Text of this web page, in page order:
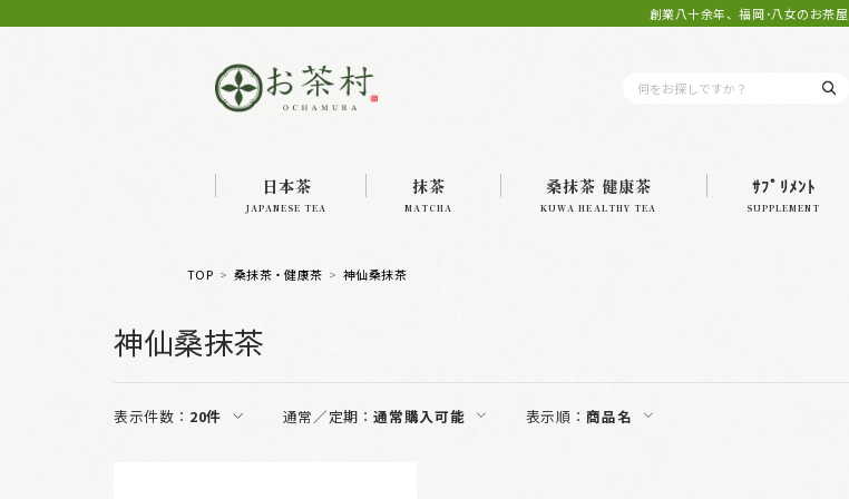
創業八十余年、福岡･八女のお茶屋
日本茶
JAPANESE TEA
抹茶
MATCHA
桑抹茶 健康茶
KUWA HEALTHY TEA
ｻﾌﾟﾘﾒﾝﾄ
SUPPLEMENT
TOP 桑抹茶・健康茶 神仙桑抹茶
神仙桑抹茶
表示件数： 20件 通常／定期：通常購入可能 表示順：商品名